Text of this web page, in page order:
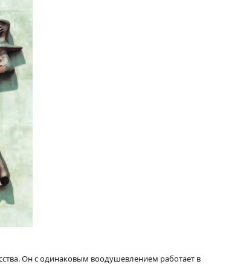
Он с одинаковым воодушевлением работает в